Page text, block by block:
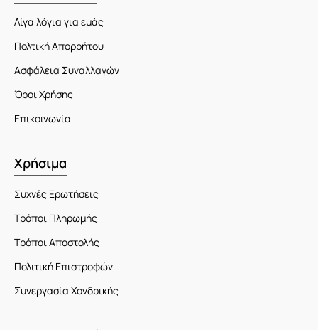
Λίγα λόγια για εμάς
Πολτική Απορρήτου
Ασφάλεια Συναλλαγών
Όροι Χρήσης
Επικοινωνία
Χρήσιμα
Συχνές Ερωτήσεις
Τρόποι Πληρωμής
Τρόποι Αποστολής
Πολιτική Επιστροφών
Συνεργασία Χονδρικής